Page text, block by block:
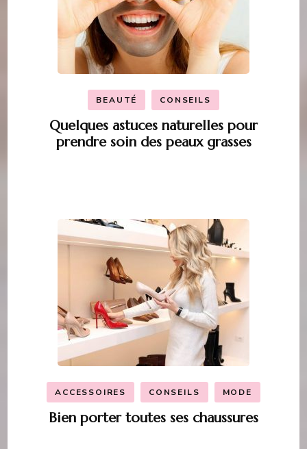
BEAUTÉ CONSEILS
Quelques astuces naturelles pour
prendre soin des peaux grasses
ACCESSOIRES CONSEILS MODE
Bien porter toutes ses chaussures